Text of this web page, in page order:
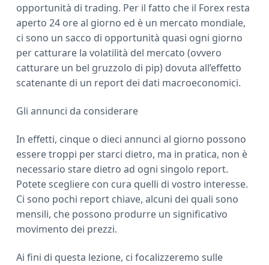
opportunità di trading. Per il fatto che il Forex resta
aperto 24 ore al giorno ed è un mercato mondiale,
ci sono un sacco di opportunità quasi ogni giorno
per catturare la volatilità del mercato (ovvero
catturare un bel gruzzolo di pip) dovuta all’effetto
scatenante di un report dei dati macroeconomici.
Gli annunci da considerare
In effetti, cinque o dieci annunci al giorno possono
essere troppi per starci dietro, ma in pratica, non è
necessario stare dietro ad ogni singolo report.
Potete scegliere con cura quelli di vostro interesse.
Ci sono pochi report chiave, alcuni dei quali sono
mensili, che possono produrre un significativo
movimento dei prezzi.
Ai fini di questa lezione, ci focalizzeremo sulle